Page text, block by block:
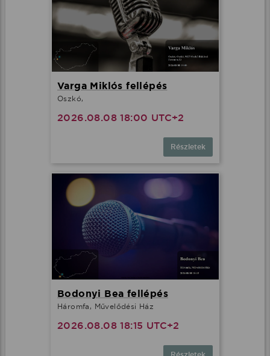
Varga Miklós fellépés
Oszkó,
2026.08.08 18:00 UTC+2
Részletek
Bodonyi Bea fellépés
Háromfa, Művelődési Ház
2026.08.08 18:15 UTC+2